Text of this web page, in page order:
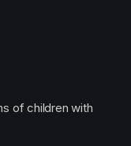
of children with